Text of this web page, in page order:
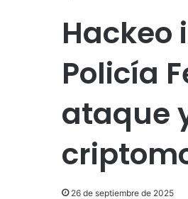
Hackeo
Policía
ataque
26 de septiembre de 2025